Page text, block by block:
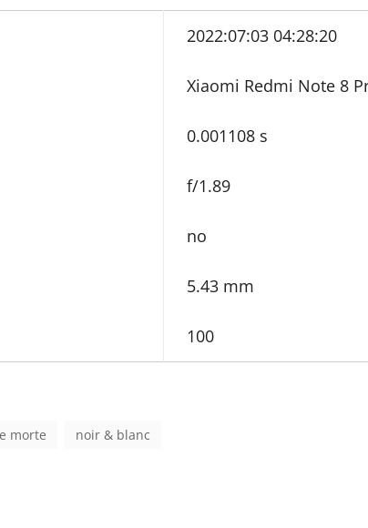
2022:07:03 04:28:20
Xiaomi Redmi Note 8
0.001108 s
f/1.89
no
5.43 mm
100
morte noir & blanc